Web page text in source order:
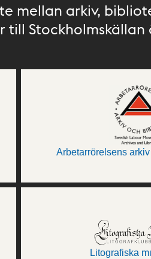
mellan arkiv,
till Stockholmskällan
Arbetarrörelsens
Litografiska